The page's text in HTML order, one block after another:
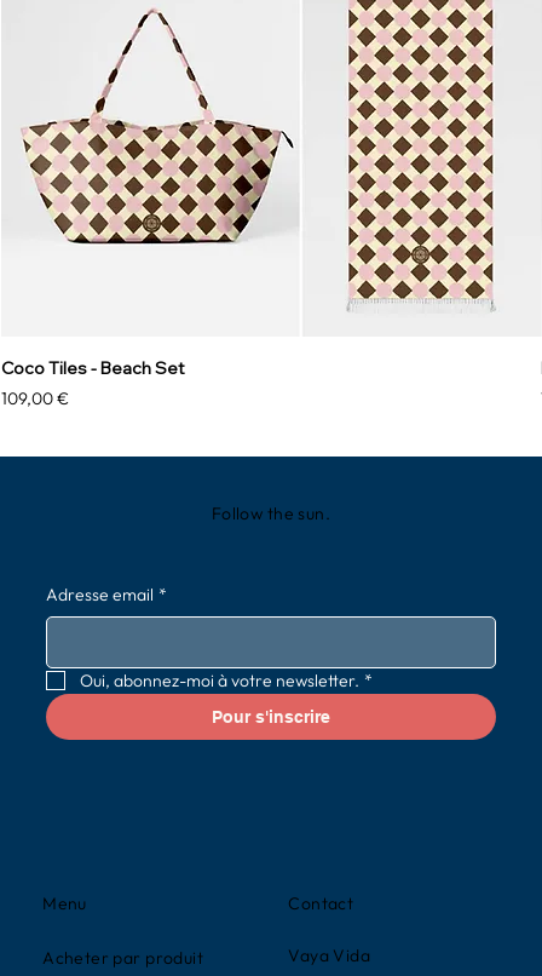
Coco Tiles - Beach Set
Prix
109,00 €
Contact
Vaya Vida
Menu
Acheter par produit
Follow the sun.
Adresse email *
Oui, abonnez-moi à votre newsletter. *
Pour s'inscrire